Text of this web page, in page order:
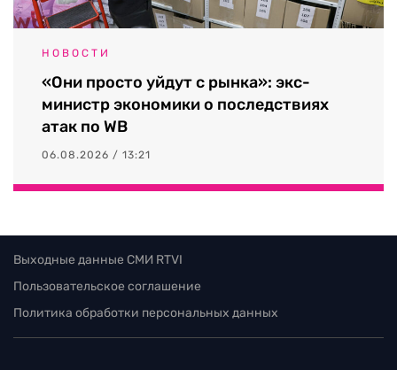
НОВОСТИ
«Они просто уйдут с рынка»: экс-
министр экономики о последствиях
атак по WB
06.08.2026 / 13:21
Выходные данные СМИ RTVI
Пользовательское соглашение
Политика обработки персональных данных